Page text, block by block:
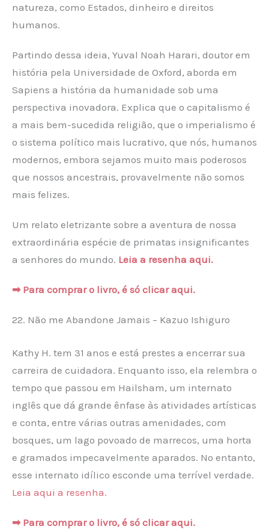
natureza, como Estados, dinheiro e direitos
humanos.
Partindo dessa ideia, Yuval Noah Harari, doutor em
história pela Universidade de Oxford, aborda em
Sapiens a história da humanidade sob uma
perspectiva inovadora. Explica que o capitalismo é
a mais bem-sucedida religião, que o imperialismo é
o sistema político mais lucrativo, que nós, humanos
modernos, embora sejamos muito mais poderosos
que nossos ancestrais, provavelmente não somos
mais felizes.
Um relato eletrizante sobre a aventura de nossa
extraordinária espécie de primatas insignificantes
a senhores do mundo. Leia a resenha aqui.
➡ Para comprar o livro, é só clicar aqui.
22. Não me Abandone Jamais – Kazuo Ishiguro
Kathy H. tem 31 anos e está prestes a encerrar sua
carreira de cuidadora. Enquanto isso, ela relembra o
tempo que passou em Hailsham, um internato
inglês que dá grande ênfase às atividades artísticas
e conta, entre várias outras amenidades, com
bosques, um lago povoado de marrecos, uma horta
e gramados impecavelmente aparados. No entanto,
esse internato idílico esconde uma terrível verdade.
Leia aqui a resenha.
➡ Para comprar o livro, é só clicar aqui.